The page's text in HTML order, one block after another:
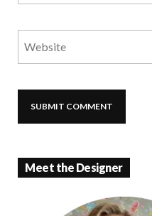
Meet the Designer